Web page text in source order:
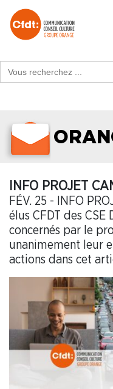
for:
INFO PROJET
FÉV. 25 - INFO
élus CFDT des CSE
concernés par le
unanimement leur
actions dans cet